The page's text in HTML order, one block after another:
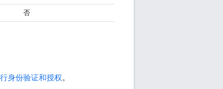
否
身份验证和授权。